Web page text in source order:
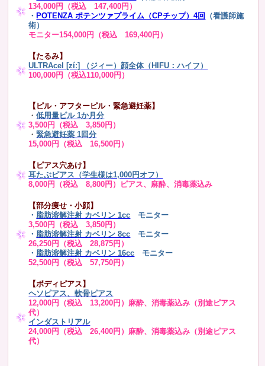
134,000円（税込 147,400円）
・ POTENZA ポテンツァプライム（CPチップ）4回
（看護師施
術）
モニター154,000円（税込 169,400円）
【たるみ】
ULTRAcel [zíː] （ジィー）顔全体（HIFU：ハイフ）
100,000円（税込110,000円）
【ピル・アフターピル・緊急避妊薬】
・低用量ピル 1か月分
3,500円（税込 3,850円）
・緊急避妊薬 1回分
15,000円（税込 16,500円）
【ピアス穴あけ】
耳たぶピアス（学生様は1,000円オフ）
8,000円（税込 8,800円）ピアス、麻酔、消毒薬込み
【部分痩せ・小顔】
・ 脂肪溶解注射 カベリン 1cc モニター
3,500円（税込 3,850円）
・ 脂肪溶解注射 カベリン 8cc モニター
26,250円（税込 28,875円）
・ 脂肪溶解注射 カベリン 16cc
モニター
52,500円（税込 57,750円）
【ボディピアス】
ヘソピアス、軟骨ピアス
12,000円（税込 13,200円）麻酔、消毒薬込み（別途ピアス
代）
インダストリアル
24,000円（税込 26,400円）麻酔、消毒薬込み（別途ピアス
代）